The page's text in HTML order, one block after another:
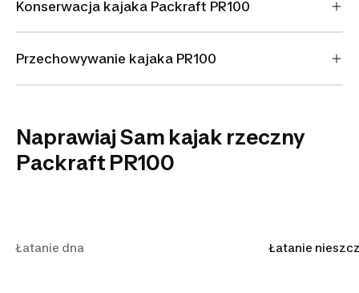
Konserwacja kajaka Packraft PR100
Przechowywanie kajaka PR100
Naprawiaj Sam kajak rzeczny
Packraft PR100
Łatanie dna Łatanie